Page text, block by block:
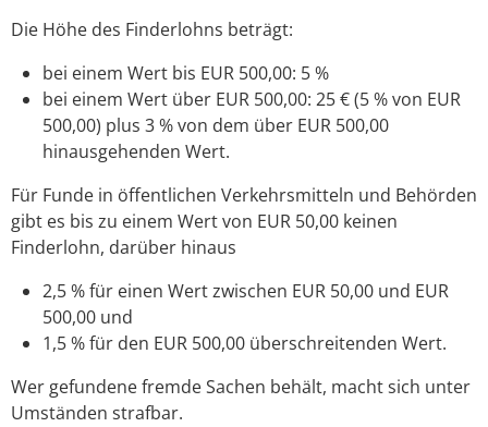
Die Höhe des Finderlohns beträgt:
bei einem Wert bis EUR 500,00: 5 %
bei einem Wert über EUR 500,00: 25 € (5 % von EUR
500,00) plus 3 % von dem über EUR 500,00
hinausgehenden Wert.
Für Funde in öffentlichen Verkehrsmitteln und Behörden
gibt es bis zu einem Wert von EUR 50,00 keinen
Finderlohn, darüber hinaus
2,5 % für einen Wert zwischen EUR 50,00 und EUR
500,00 und
1,5 % für den EUR 500,00 überschreitenden Wert.
Wer gefundene fremde Sachen behält, macht sich unter
Umständen strafbar.